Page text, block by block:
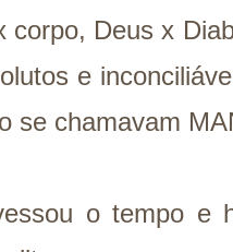
corpo, Deus x
e
se chamavam
o tempo e